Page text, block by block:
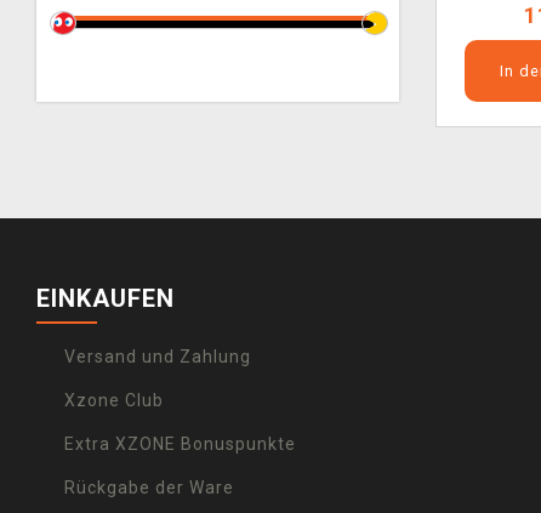
In
EINKAUFEN
Versand und Zahlung
Xzone Club
Extra XZONE Bonuspunkte
Rückgabe der Ware